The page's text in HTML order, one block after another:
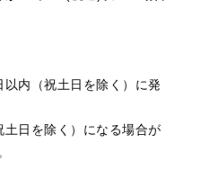
内（祝土日を除く）に発
日を除く）になる場合が